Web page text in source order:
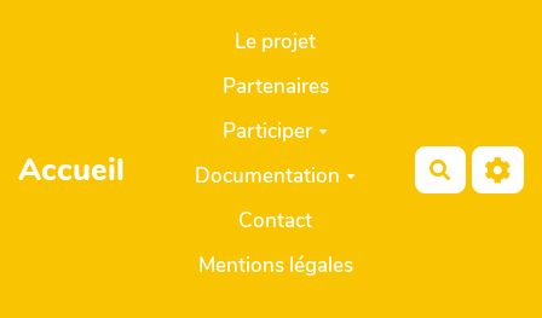
Aller au contenu principal
Accueil
Le projet
Partenaires
Participer
Documentation
Contact
Mentions légales